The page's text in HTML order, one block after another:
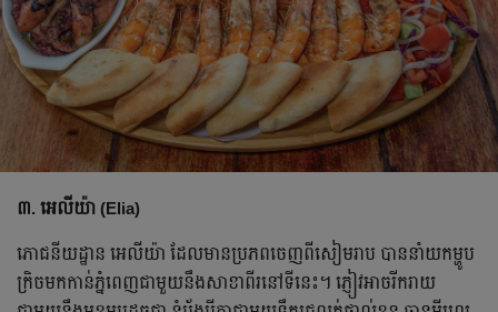
៣. អេលីយ៉ា (Elia)
ភោជនីយដ្ឋាន អេលីយ៉ា ដែលមានប្រភពចេញពីសៀមរាប បាននាំយកម្ហូប
ក្រិចមកកាន់ភ្នំពេញជាមួយនឹងសាខាពីរនៅទីនេះ។ ភ្ញៀវអាចរីករាយ